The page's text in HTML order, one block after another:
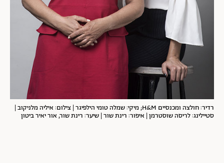
רדיר: חולצה ומכנסיים H&M; מיקי: שמלה טומי הילפיגר | צילום: איליה מלניקוב |
סטיילינג: לריסה שוסטרמן | איפור: רינת שור | שיער: רינת שור, אור יאיר ביטון